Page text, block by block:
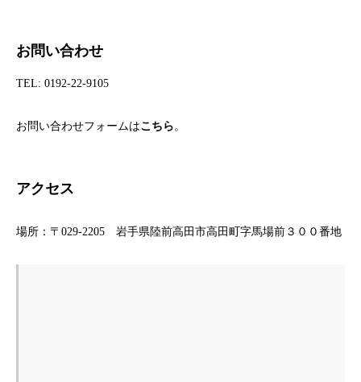
お問い合わせ
TEL: 0192-22-9105
お問い合わせフォームはこちら。
アクセス
場所：〒029-2205 岩手県陸前高田市高田町字馬場前３００番地